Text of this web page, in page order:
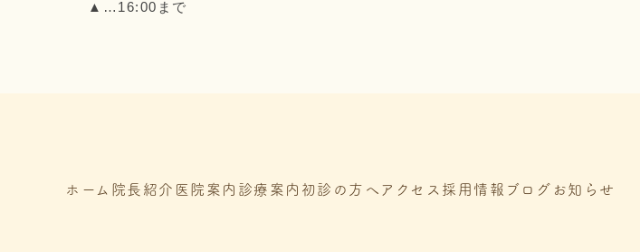
▲…16:00まで
ホーム 院長紹介 医院案内 診療案内 初診の方へ アクセス 採用情報 ブログ お知らせ